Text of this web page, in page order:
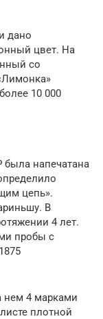
дано
цвет. На
со
10 000
была напечатана
цепь».
В
4 лет.
пробы с
нем 4 марками
плотной